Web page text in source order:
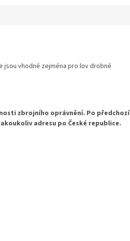
jsou vhodné zejména pro lov drobné
zbrojního oprávnění. Po předchozí
adresu po České republice.